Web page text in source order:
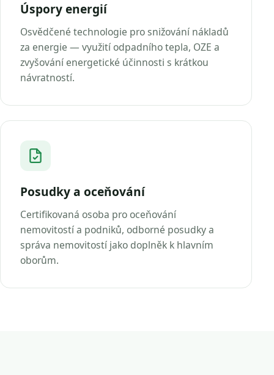
Úspory energií
Osvědčené technologie pro snižování nákladů
za energie — využití odpadního tepla, OZE a
zvyšování energetické účinnosti s krátkou
návratností.
Posudky a oceňování
Certifikovaná osoba pro oceňování
nemovitostí a podniků, odborné posudky a
správa nemovitostí jako doplněk k hlavním
oborům.